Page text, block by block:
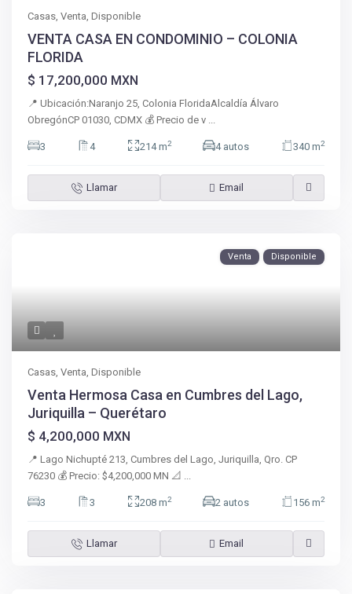
Casas,Venta,Disponible
VENTA CASA EN CONDOMINIO – COLONIA
FLORIDA
$ 17,200,000 MXN
📍 Ubicación:Naranjo 25, Colonia FloridaAlcaldía Álvaro
ObregónCP 01030, CDMX 💰 Precio de v ...
3 4 214 m2 4 autos 340 m2
Llamar Email
Venta Disponible
Casas,Venta,Disponible
Venta Hermosa Casa en Cumbres del Lago,
Juriquilla – Querétaro
$ 4,200,000 MXN
📍 Lago Nichupté 213, Cumbres del Lago, Juriquilla, Qro. CP
76230 💰 Precio: $4,200,000 MN 📐 ...
3 3 208 m2 2 autos 156 m2
Llamar Email